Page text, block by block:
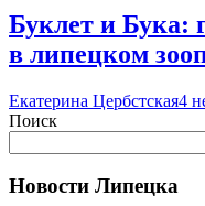
Буклет и Бука:
в липецком
Екатерина Цербстская4
Поиск
Новости Липецка